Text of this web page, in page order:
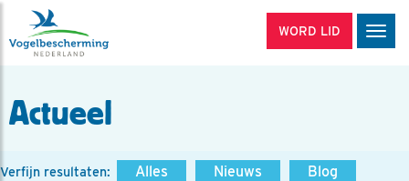
WORD LID
Actueel
Verfijn resultaten: Alles Nieuws
Blog